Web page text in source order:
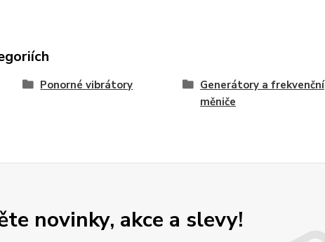
Ponorné vibrátory
Generátory a frekvenční
měniče
novinky, akce a slevy!